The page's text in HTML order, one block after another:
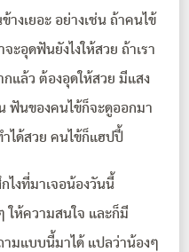
างเยอะ อย่างเช่น ถ้าคนไข้
ะอุดฟันยังไงให้สวย ถ้าเรา
แล้ว ต้องอุดให้สวย มีแสง
ฟันของคนไข้ก็จะดูออกมา
ได้สวย คนไข้ก็แฮปปี้
ไงที่มาเจอน้องวันนี้
ให้ความสนใจ และก็มี
มแบบนี้มาได้ แปลว่าน้องๆ